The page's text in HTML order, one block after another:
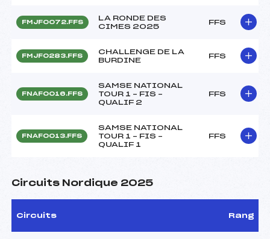
FMJF0072.FFS
LA RONDE DES
CIMES 2025
FFS
FMJF0283.FFS
CHALLENGE DE LA
BURDINE
FFS
FNAF0016.FFS
SAMSE NATIONAL
TOUR 1 – FIS –
QUALIF 2
FFS
FNAF0013.FFS
SAMSE NATIONAL
TOUR 1 – FIS –
QUALIF 1
FFS
Circuits Nordique 2025
Circuits Rang